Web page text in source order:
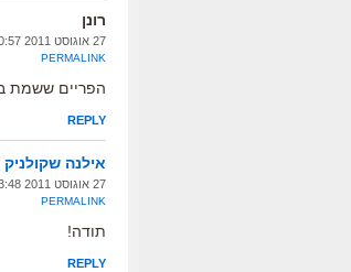
רונן
27 אוגוסט 2011 at 20:57
PERMALINK
הפריים ששמת
REPLY
אילנה שקולניק
27 אוגוסט 2011 at 23:48
PERMALINK
תודה!
REPLY